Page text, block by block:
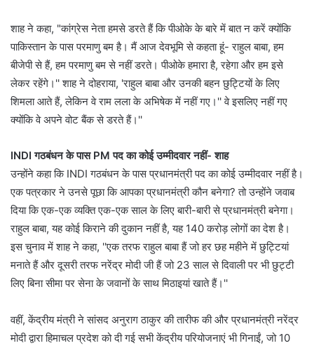
शाह ने कहा, "कांग्रेस नेता हमसे डरते हैं कि पीओके के बारे में बात न करें क्योंकि
पाकिस्तान के पास परमाणु बम है। मैं आज देवभूमि से कहता हूं- राहुल बाबा, हम
बीजेपी से हैं, हम परमाणु बम से नहीं डरते। पीओके हमारा है, रहेगा और हम इसे
लेकर रहेंगे।'' शाह ने दोहराया, 'राहुल बाबा और उनकी बहन छुट्टियों के लिए
शिमला आते हैं, लेकिन वे राम लला के अभिषेक में नहीं गए।'' वे इसलिए नहीं गए
क्योंकि वे अपने वोट बैंक से डरते हैं।''
INDI गठबंधन के पास PM पद का कोई उम्मीदवार नहीं- शाह
उन्होंने कहा कि INDI गठबंधन के पास प्रधानमंत्री पद का कोई उम्मीदवार नहीं है।
एक पत्रकार ने उनसे पूछा कि आपका प्रधानमंत्री कौन बनेगा? तो उन्होंने जवाब
दिया कि एक-एक व्यक्ति एक-एक साल के लिए बारी-बारी से प्रधानमंत्री बनेगा।
राहुल बाबा, यह कोई किराने की दुकान नहीं है, यह 140 करोड़ लोगों का देश है।
इस चुनाव में शाह ने कहा, ''एक तरफ राहुल बाबा हैं जो हर छह महीने में छुट्टियां
मनाते हैं और दूसरी तरफ नरेंद्र मोदी जी हैं जो 23 साल से दिवाली पर भी छुट्टी
लिए बिना सीमा पर सेना के जवानों के साथ मिठाइयां खाते हैं।''
वहीं, केंद्रीय मंत्री ने सांसद अनुराग ठाकुर की तारीफ की और प्रधानमंत्री नरेंद्र
मोदी द्वारा हिमाचल प्रदेश को दी गई सभी केंद्रीय परियोजनाएं भी गिनाईं, जो 10